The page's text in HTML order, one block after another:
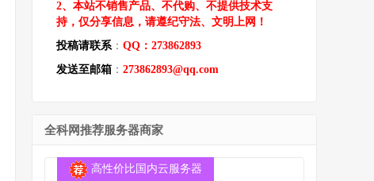
2、本站不销售产品、不代购、不提供技术支
持，仅分享信息，请遵纪守法、文明上网！
投稿请联系： QQ：273862893
发送至邮箱 ： 273862893@qq.com
全科网推荐服务器商家
高性价比国内云服务器